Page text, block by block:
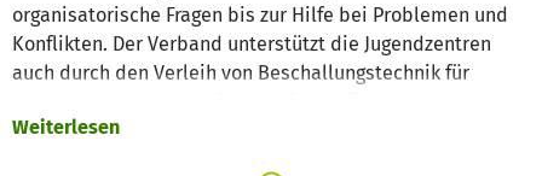
organisatorische Fragen bis zur Hilfe bei Problemen und
Konflikten. Der Verband unterstützt die Jugendzentren
auch durch den Verleih von Beschallungstechnik für
Ausflüge. Die Jugendbildungsarbeit des Verbandes fördert
Weiterlesen